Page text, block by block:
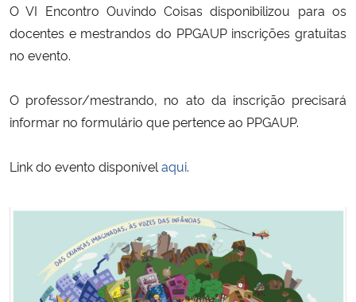
Ministério da Ciência, Tecnologia, Inovações e Comunicações
Ministério do Meio Ambiente
Ministério do Turismo
Ministério da Mulher, da Família e dos Direitos Humanos
Secretaria-Geral
O VI Encontro Ouvindo Coisas disponibilizou para os
docentes e mestrandos do PPGAUP inscrições gratuitas
no evento.
O professor/mestrando, no ato da inscrição precisará
informar no formulário que pertence ao PPGAUP.
Link do evento disponível aqui.